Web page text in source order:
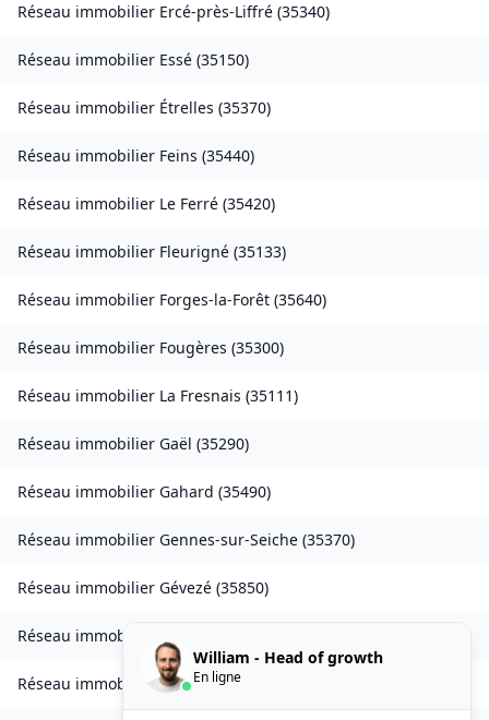
Réseau immobilier Ercé-près-Liffré (35340)
Réseau immobilier Essé (35150)
Réseau immobilier Étrelles (35370)
Réseau immobilier Feins (35440)
Réseau immobilier Le Ferré (35420)
Réseau immobilier Fleurigné (35133)
Réseau immobilier Forges-la-Forêt (35640)
Réseau immobilier Fougères (35300)
Réseau immobilier La Fresnais (35111)
Réseau immobilier Gaël (35290)
Réseau immobilier Gahard (35490)
Réseau immobilier Gennes-sur-Seiche (35370)
Réseau immobilier Gévezé (35850)
Réseau immobilier
Réseau immobilierLa Gouesnière
William - Head of growth
En ligne